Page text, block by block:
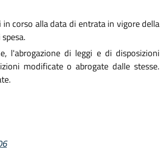
corso alla data di entrata in vigore della
l'abrogazione di leggi e di disposizioni
modificate o abrogate dalle stesse.